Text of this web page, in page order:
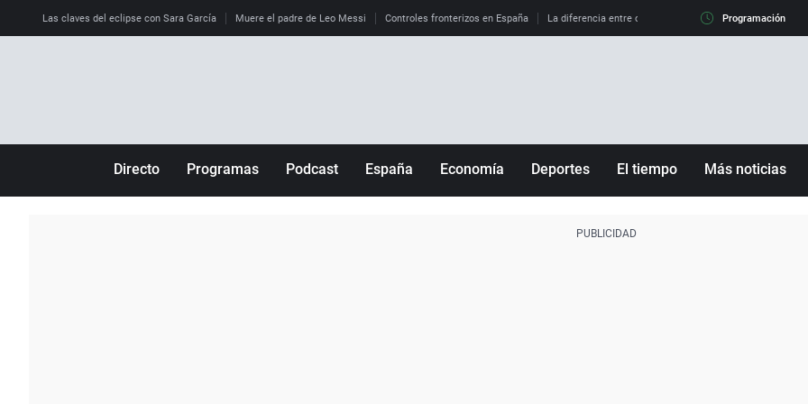
Las claves del eclipse con Sara García Muere el padre de Leo Messi Controles fronterizos en España La diferencia entre observar el eclipse al 99% y al 100%
Programación
Directo Programas Podcast España Economía Deportes El tiempo Más noticias